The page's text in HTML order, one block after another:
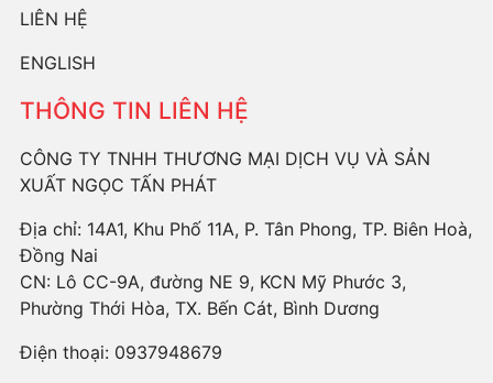
LIÊN HỆ
ENGLISH
THÔNG TIN LIÊN HỆ
CÔNG TY TNHH THƯƠNG MẠI DỊCH VỤ VÀ SẢN
XUẤT NGỌC TẤN PHÁT
Địa chỉ: 14A1, Khu Phố 11A, P. Tân Phong, TP. Biên Hoà,
Đồng Nai
CN: Lô CC-9A, đường NE 9, KCN Mỹ Phước 3,
Phường Thới Hòa, TX. Bến Cát, Bình Dương
Điện thoại: 0937948679